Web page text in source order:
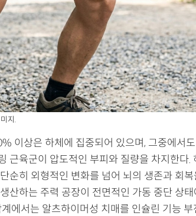
지.
이상은 하체에 집중되어 있으며, 그중에서
근육군이 압도적인 부피와 질량을 차지한다.
순히 외형적인 변화를 넘어 뇌의 생존과 회복
산하는 주력 공장이 전면적인 가동 중단 상
에서는 알츠하이머성 치매를 인슐린 기능 부